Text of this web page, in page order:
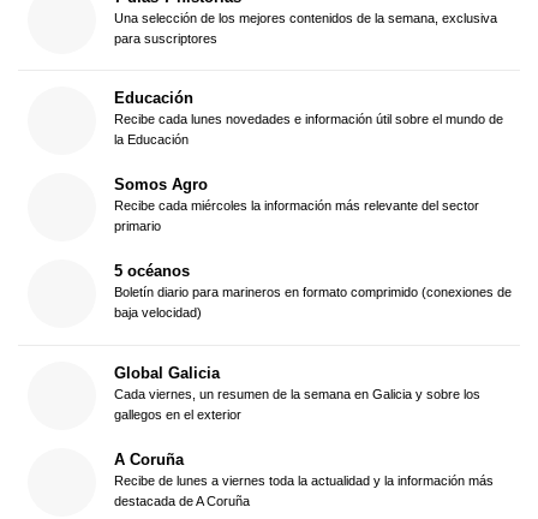
Una selección de los mejores contenidos de la semana, exclusiva
para suscriptores
Educación
Recibe cada lunes novedades e información útil sobre el mundo de
la Educación
Somos Agro
Recibe cada miércoles la información más relevante del sector
primario
5 océanos
Boletín diario para marineros en formato comprimido (conexiones de
baja velocidad)
Global Galicia
Cada viernes, un resumen de la semana en Galicia y sobre los
gallegos en el exterior
A Coruña
Recibe de lunes a viernes toda la actualidad y la información más
destacada de A Coruña